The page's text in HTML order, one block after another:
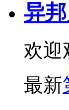
异
欢迎
最新